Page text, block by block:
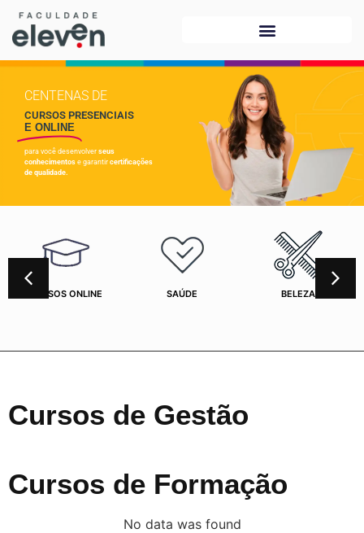
CENTENAS DE
CURSOS PRESENCIAIS
E ONLINE
para você desenvolver seus
conhecimentos e garantir certificações
de qualidade.
CURSOS ONLINE SAÚDE BELEZA
Cursos de Gestão
Cursos de Formação
No data was found